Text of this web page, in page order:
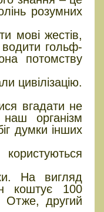
розумних
мові жестів,
гольф-
потомству
цивілізацію.
вгадати не
організм
думки інших
На вигляд
коштує 100
Отже, другий